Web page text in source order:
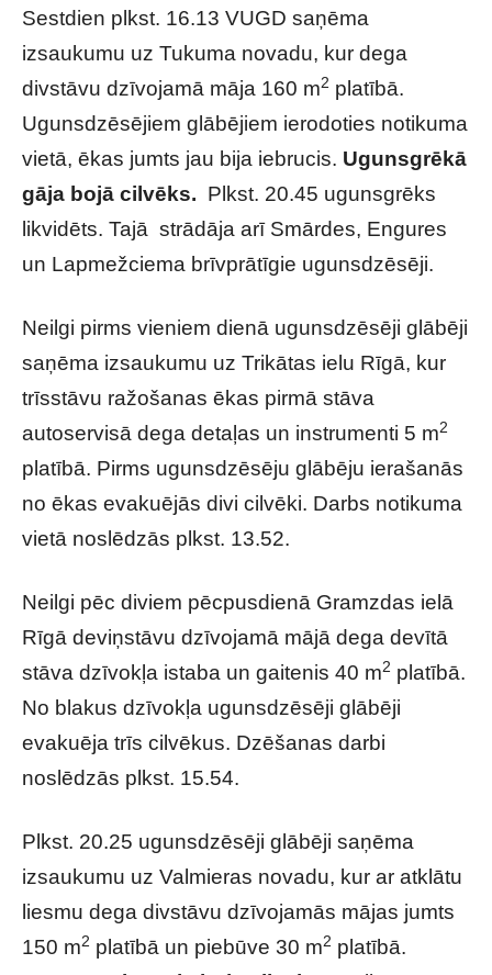
Sestdien plkst. 16.13 VUGD saņēma
izsaukumu uz Tukuma novadu, kur dega
divstāvu dzīvojamā māja 160 m2 platībā.
Ugunsdzēsējiem glābējiem ierodoties notikuma
vietā, ēkas jumts jau bija iebrucis. Ugunsgrēkā
gāja bojā cilvēks. Plkst. 20.45 ugunsgrēks
likvidēts. Tajā strādāja arī Smārdes, Engures
un Lapmežciema brīvprātīgie ugunsdzēsēji.
Neilgi pirms vieniem dienā ugunsdzēsēji glābēji
saņēma izsaukumu uz Trikātas ielu Rīgā, kur
trīsstāvu ražošanas ēkas pirmā stāva
autoservisā dega detaļas un instrumenti 5 m2
platībā. Pirms ugunsdzēsēju glābēju ierašanās
no ēkas evakuējās divi cilvēki. Darbs notikuma
vietā noslēdzās plkst. 13.52.
Neilgi pēc diviem pēcpusdienā Gramzdas ielā
Rīgā deviņstāvu dzīvojamā mājā dega devītā
stāva dzīvokļa istaba un gaitenis 40 m2 platībā.
No blakus dzīvokļa ugunsdzēsēji glābēji
evakuēja trīs cilvēkus. Dzēšanas darbi
noslēdzās plkst. 15.54.
Plkst. 20.25 ugunsdzēsēji glābēji saņēma
izsaukumu uz Valmieras novadu, kur ar atklātu
liesmu dega divstāvu dzīvojamās mājas jumts
150 m2 platībā un piebūve 30 m2 platībā.